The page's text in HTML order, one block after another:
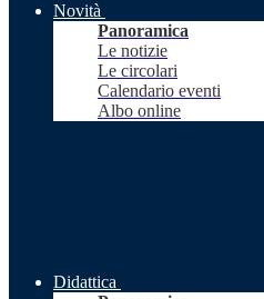
Novità
Panoramica
Le notizie
Le circolari
Calendario eventi
Albo online
Didattica